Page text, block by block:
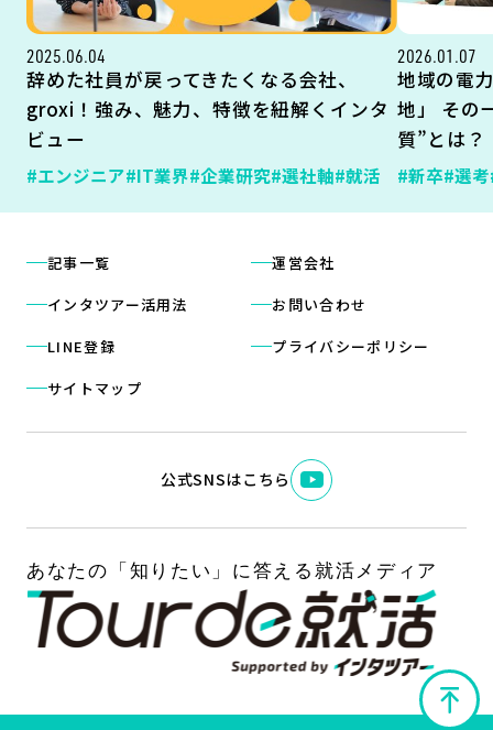
2025.06.04
辞めた社員が戻ってきたくなる会社、
groxi！強み、魅力、特徴を紐解くインタ
ビュー
#エンジニア#IT業界#企業研究#選社軸#就活
2026.01.07
地域の電
地」 その
質”とは？
#新卒#選考
記事一覧
インタツアー活用法
LINE登録
サイトマップ
運営会社
お問い合わせ
プライバシーポリシー
公式SNSはこちら